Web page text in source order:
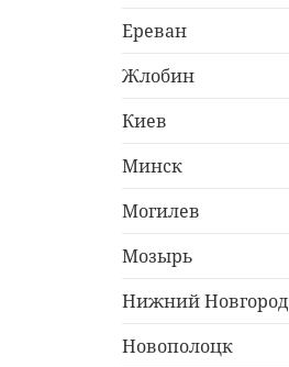
Ереван
Жлобин
Киев
Минск
Могилев
Мозырь
Нижний Новгород
Новополоцк